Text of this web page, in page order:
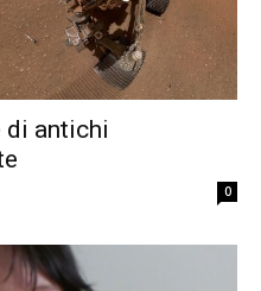
di antichi
0